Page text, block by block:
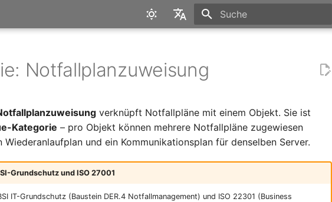
Deutsch
Notfallplanzuweisung
verknüpft Notfallpläne mit einem Objekt. Sie ist
Kategorie – pro Objekt können mehrere Notfallpläne zugewiesen
Wiederanlaufplan und ein Kommunikationsplan für denselben Server.
Grundschutz und ISO 27001
IT-Grundschutz (Baustein DER.4 Notfallmanagement) und ISO 22301 (Business